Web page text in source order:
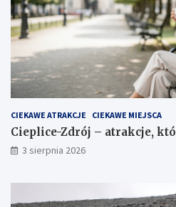
CIEKAWE ATRAKCJE CIEKAWE MIEJSCA
Cieplice-Zdrój – atrakcje,
3 sierpnia 2026